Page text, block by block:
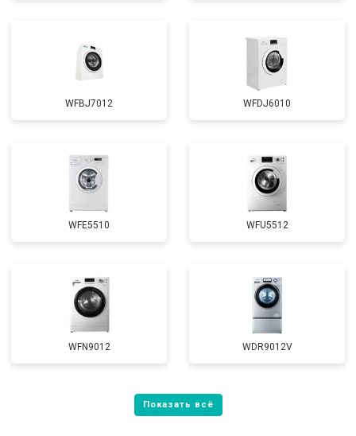
WFBJ7012 WFDJ6010
WFE5510 WFU5512
WFN9012 WDR9012V